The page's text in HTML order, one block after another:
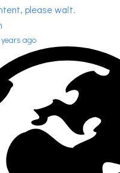
please wait.
ago